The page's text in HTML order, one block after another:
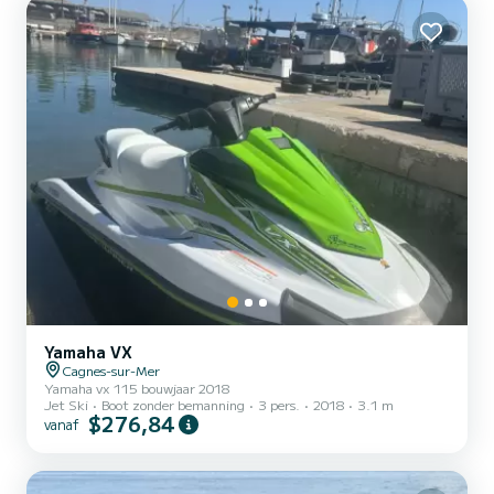
de natuur. De Bluetooth-radio stelt u in staat de ideale sfeer te
creëren voor uw wateruitstapjes, met adembenemende uitz...
Yamaha VX
Cagnes-sur-Mer
Yamaha vx 115 bouwjaar 2018
Jet Ski
Boot zonder bemanning 3 pers. 2018 3.1 m
vanaf $276,84